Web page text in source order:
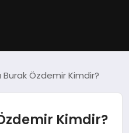
Burak Özdemir Kimdir?
Kimdir?